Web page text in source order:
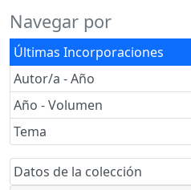
Navegar por
Últimas Incorporaciones
Autor/a - Año
Año - Volumen
Tema
Datos de la colección